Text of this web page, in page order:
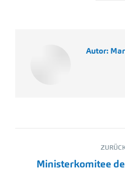
Autor:
Ministerkomitee